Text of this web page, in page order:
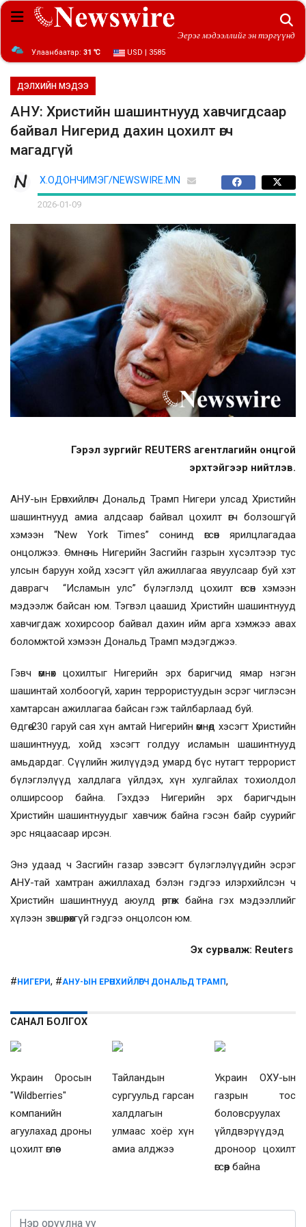
Эерэг мэдээллийг эн тэргүүнд
Улаанбаатар: 31 ℃ USD | 3585
ДЭЛХИЙН МЭДЭЭ
АНУ: Христийн шашинтнууд хавчигдсаар
байвал Нигерид дахин цохилт өгч
магадгүй
Х.ОДОНЧИМЭГ/NEWSWIRE.MN
2026-01-09
Гэрэл зургийг REUTERS агентлагийн онцгой
эрхтэйгээр нийтлэв.
АНУ-ын Ерөнхийлөгч Дональд Трамп Нигери улсад Христийн
шашинтнууд амиа алдсаар байвал цохилт өгч болзошгүй
хэмээн “New York Times” сонинд өгсөн ярилцлагадаа
онцолжээ. Өмнө нь Нигерийн Засгийн газрын хүсэлтээр тус
улсын баруун хойд хэсэгт үйл ажиллагаа явуулсаар буй хэт
даврагч “Исламын улс” бүлэглэлд цохилт өгсөн хэмээн
мэдээлж байсан юм. Тэгвэл цаашид Христийн шашинтнууд
хавчигдаж хохирсоор байвал дахин ийм арга хэмжээ авах
боломжтой хэмээн Дональд Трамп мэдэгджээ.
Гэвч өмнөх цохилтыг Нигерийн эрх баригчид ямар нэгэн
шашинтай холбоогүй, харин террористуудын эсрэг чиглэсэн
хамтарсан ажиллагаа байсан гэж тайлбарлаад буй.
Өдгөө 230 гаруй сая хүн амтай Нигерийн өмнөд хэсэгт Христийн
шашинтнууд, хойд хэсэгт голдуу исламын шашинтнууд
амьдардаг. Сүүлийн жилүүдэд умард бүс нутагт террорист
бүлэглэлүүд халдлага үйлдэх, хүн хулгайлах тохиолдол
олширсоор байна. Гэхдээ Нигерийн эрх баригчдын
Христийн шашинтнуудыг хавчиж байна гэсэн байр суурийг
эрс няцаасаар ирсэн.
Энэ удаад ч Засгийн газар зэвсэгт бүлэглэлүүдийн эсрэг
АНУ-тай хамтран ажиллахад бэлэн гэдгээ илэрхийлсэн ч
Христийн шашинтнууд аюулд өртөж байна гэх мэдээллийг
хүлээн зөвшөөрөхгүй гэдгээ онцолсон юм.
Эх сурвалж: Reuters
# НИГЕРИ, #АНУ-ЫН ЕРӨНХИЙЛӨГЧ ДОНАЛЬД ТРАМП,
САНАЛ БОЛГОХ
Украин Оросын
"Wildberries"
компанийн
агуулахад дроны
цохилт өглөө
Тайландын
сургуульд гарсан
халдлагын
улмаас хоёр хүн
амиа алджээ
Украин ОХУ-ын
газрын тос
боловсруулах
үйлдвэрүүдэд
дроноор цохилт
өгсөөр байна